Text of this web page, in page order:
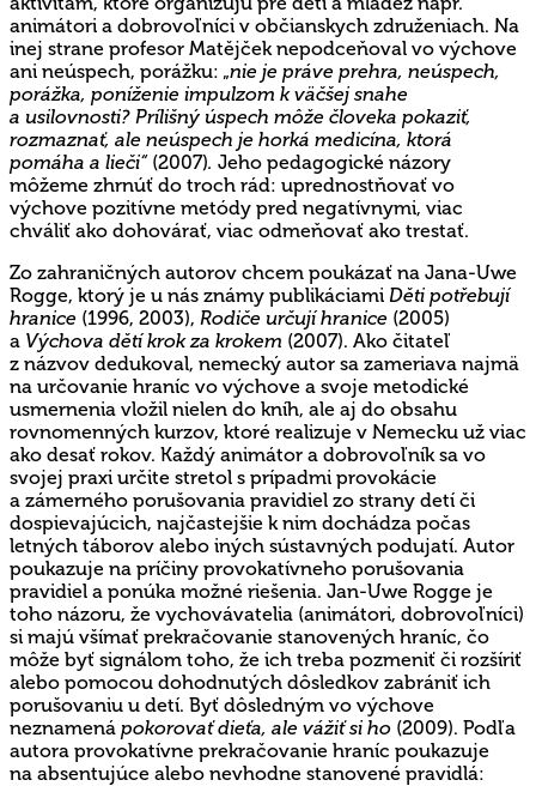
animátori a dobrovoľníci v občianskych združeniach. Na
inej strane profesor Matějček nepodceňoval vo výchove
ani neúspech, porážku: „nie je práve prehra, neúspech,
porážka, poníženie impulzom k väčšej snahe
a usilovnosti? Prílišný úspech môže človeka pokaziť,
rozmaznať, ale neúspech je horká medicína, ktorá
pomáha a lieči“ (2007). Jeho pedagogické názory
môžeme zhrnúť do troch rád: uprednostňovať vo
výchove pozitívne metódy pred negatívnymi, viac
chváliť ako dohovárať, viac odmeňovať ako trestať.
Zo zahraničných autorov chcem poukázať na Jana-Uwe
Rogge, ktorý je u nás známy publikáciami Děti potřebují
hranice (1996, 2003), Rodiče určují hranice (2005)
a Výchova dětí krok za krokem (2007). Ako čitateľ
z názvov dedukoval, nemecký autor sa zameriava najmä
na určovanie hraníc vo výchove a svoje metodické
usmernenia vložil nielen do kníh, ale aj do obsahu
rovnomenných kurzov, ktoré realizuje v Nemecku už viac
ako desať rokov. Každý animátor a dobrovoľník sa vo
svojej praxi určite stretol s prípadmi provokácie
a zámerného porušovania pravidiel zo strany detí či
dospievajúcich, najčastejšie k nim dochádza počas
letných táborov alebo iných sústavných podujatí. Autor
poukazuje na príčiny provokatívneho porušovania
pravidiel a ponúka možné riešenia. Jan-Uwe Rogge je
toho názoru, že vychovávatelia (animátori, dobrovoľníci)
si majú všímať prekračovanie stanovených hraníc, čo
môže byť signálom toho, že ich treba pozmeniť či rozšíriť
alebo pomocou dohodnutých dôsledkov zabrániť ich
porušovaniu u detí. Byť dôsledným vo výchove
neznamená pokorovať dieťa, ale vážiť si ho (2009). Podľa
autora provokatívne prekračovanie hraníc poukazuje
na absentujúce alebo nevhodne stanovené pravidlá: